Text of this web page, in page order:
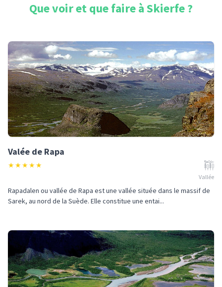
Que voir et que faire àSkierfe?
Valée de Rapa
★★★★★
Vallée
Rapadalen ou vallée de Rapa est une vallée située dans le massif de
Sarek, au nord de la Suède. Elle constitue une entai...